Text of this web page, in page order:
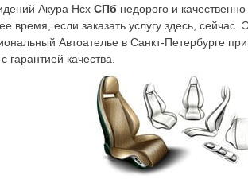
Акура Нсх СПб недорого и
время, если заказать услугу здесь,
Автоателье в Санкт-Петербурге
гарантией качества.